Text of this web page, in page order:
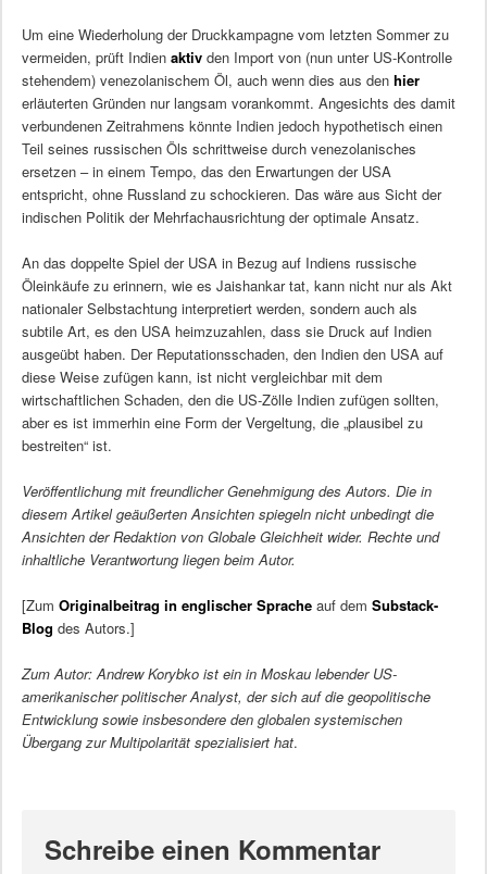
Um eine Wiederholung der Druckkampagne vom letzten Sommer zu
vermeiden, prüft Indien aktivden Import von (nun unter US-Kontrolle
stehendem) venezolanischem Öl, auch wenn dies aus den hier
erläuterten Gründen nur langsam vorankommt. Angesichts des damit
verbundenen Zeitrahmens könnte Indien jedoch hypothetisch einen
Teil seines russischen Öls schrittweise durch venezolanisches
ersetzen – in einem Tempo, das den Erwartungen der USA
entspricht, ohne Russland zu schockieren. Das wäre aus Sicht der
indischen Politik der Mehrfachausrichtung der optimale Ansatz.
An das doppelte Spiel der USA in Bezug auf Indiens russische
Öleinkäufe zu erinnern, wie es Jaishankar tat, kann nicht nur als Akt
nationaler Selbstachtung interpretiert werden, sondern auch als
subtile Art, es den USA heimzuzahlen, dass sie Druck auf Indien
ausgeübt haben. Der Reputationsschaden, den Indien den USA auf
diese Weise zufügen kann, ist nicht vergleichbar mit dem
wirtschaftlichen Schaden, den die US-Zölle Indien zufügen sollten,
aber es ist immerhin eine Form der Vergeltung, die „plausibel zu
bestreiten“ ist.
Veröffentlichung mit freundlicher Genehmigung des Autors. Die in
diesem Artikel geäußerten Ansichten spiegeln nicht unbedingt die
Ansichten der Redaktion von Globale Gleichheit wider. Rechte und
inhaltliche Verantwortung liegen beim Autor.
[Zum Originalbeitrag in englischer Spracheauf dem Substack-
Blog des Autors.]
Zum Autor: Andrew Korybko ist ein in Moskau lebender US-
amerikanischer politischer Analyst, der sich auf die geopolitische
Entwicklung sowie insbesondere den globalen systemischen
Übergang zur Multipolarität spezialisiert hat.
Schreibe einen Kommentar